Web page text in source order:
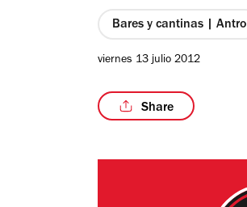
estrellas
Bares y cantinas | Antro
viernes 13 julio 2012
Share